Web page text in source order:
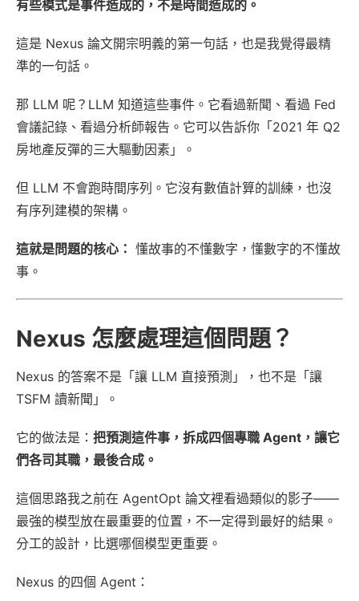
有些模式是事件造成的，不是時間造成的。
這是 Nexus 論文開宗明義的第一句話，也是我覺得最精
準的一句話。
那 LLM 呢？LLM 知道這些事件。它看過新聞、看過 Fed
會議記錄、看過分析師報告。它可以告訴你「2021 年 Q2
房地產反彈的三大驅動因素」。
但 LLM 不會跑時間序列。它沒有數值計算的訓練，也沒
有序列建模的架構。
這就是問題的核心： 懂故事的不懂數字，懂數字的不懂故
事。
Nexus 怎麼處理這個問題？
Nexus 的答案不是「讓 LLM 直接預測」，也不是「讓
TSFM 讀新聞」。
它的做法是： 把預測這件事，拆成四個專職 Agent，讓它
們各司其職，最後合成。
這個思路我之前在 AgentOpt 論文裡看過類似的影子——
最強的模型放在最重要的位置，不一定得到最好的結果。
分工的設計，比選哪個模型更重要。
Nexus 的四個 Agent：